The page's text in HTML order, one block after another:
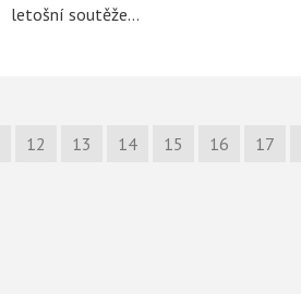
letošní soutěže…
12 13 14 15 16 17